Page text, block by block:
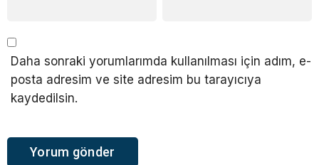
Daha sonraki yorumlarımda kullanılması için adım, e-
posta adresim ve site adresim bu tarayıcıya
kaydedilsin.